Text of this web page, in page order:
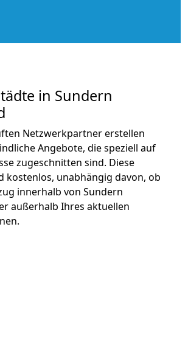
in Sundern
Netzwerkpartner erstellen
Angebote, die speziell auf
zugeschnitten sind. Diese
kostenlos, unabhängig davon, ob
innerhalb von Sundern
außerhalb Ihres aktuellen